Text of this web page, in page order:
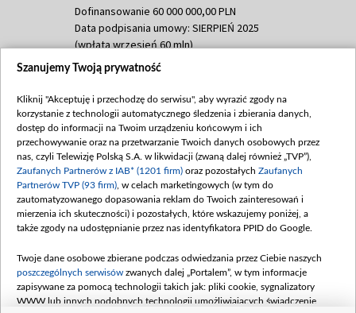
Dofinansowanie 60 000 000,00 PLN
Data podpisania umowy: SIERPIEŃ 2025
(wpłata wrzesień 60 mln)
Dofinansowanie 635 783 051,21 PLN
(wpłata wrzesień 100 mln, październik 350
mln, listopad 265 mln)
Dofinansowanie 48 862 000,00 PLN
Data podpisania umowy: GRUDZIEŃ 2025
(wpłata grudzień 60,548 mln)
Dofinansowanie 900 000 000,00 PLN
Data podpisania umowy: LUTY 2026 (wpłata
kwiecień 180 mln, 7 maja 180 mln, 8
czerwca 90 mln)
Dofinansowanie 250 000 000,00 PLN
Szanujemy Twoją prywatność
Kliknij "Akceptuję i przechodzę do serwisu", aby wyrazić zgody na
korzystanie z technologii automatycznego śledzenia i zbierania danych,
dostęp do informacji na Twoim urządzeniu końcowym i ich
przechowywanie oraz na przetwarzanie Twoich danych osobowych przez
nas, czyli Telewizję Polską S.A. w likwidacji (zwaną dalej również „TVP”),
Zaufanych Partnerów z IAB* (1201 firm) oraz pozostałych Zaufanych
Partnerów TVP (93 firm) , w celach marketingowych (w tym do
zautomatyzowanego dopasowania reklam do Twoich zainteresowań i
mierzenia ich skuteczności) i pozostałych, które wskazujemy poniżej, a
także zgody na udostępnianie przez nas identyfikatora PPID do Google.
Twoje dane osobowe zbierane podczas odwiedzania przez Ciebie naszych
poszczególnych serwisów zwanych dalej „Portalem”, w tym informacje
zapisywane za pomocą technologii takich jak: pliki cookie, sygnalizatory
WWW lub innych podobnych technologii umożliwiających świadczenie